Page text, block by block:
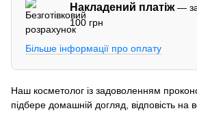
Накладений платіж—
100 грн
Більше інформації про оплату
Наш косметолог із задоволенням
підбере домашній догляд, відповість на